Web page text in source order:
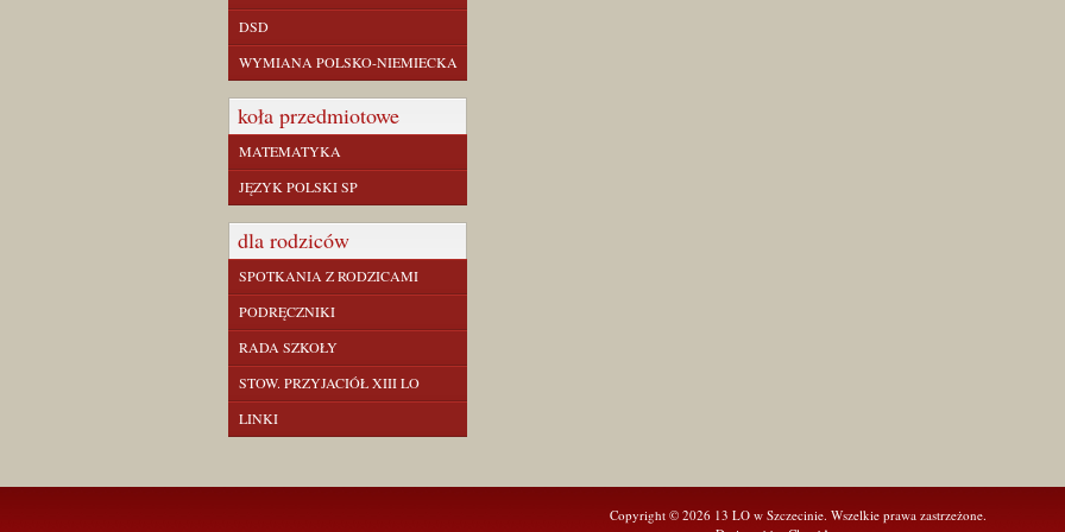
DSD
WYMIANA POLSKO-NIEMIECKA
koła przedmiotowe
MATEMATYKA
JĘZYK POLSKI SP
dla rodziców
SPOTKANIA Z RODZICAMI
PODRĘCZNIKI
RADA SZKOŁY
STOW. PRZYJACIÓŁ XIII LO
LINKI
Copyright © 2026 13 LO w Szczecinie. Wszelkie prawa zastrzeżone.